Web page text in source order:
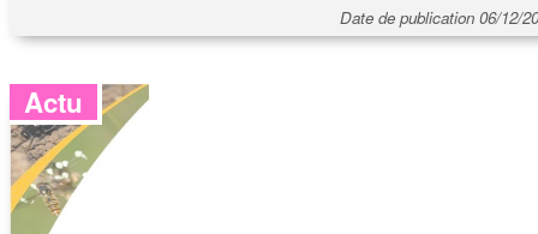
Date de publication 06/12/
Actu